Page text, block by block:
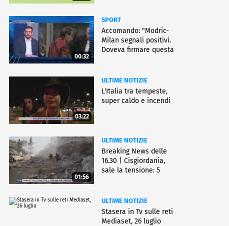
00:32
SPORT
Accomando: "Modric-
Milan segnali positivi.
Doveva firmare questa
03:22
ULTIME NOTIZIE
L'Italia tra tempeste,
super caldo e incendi
01:56
ULTIME NOTIZIE
Breaking News delle
16.30 | Cisgiordania,
sale la tensione: 5
ULTIME NOTIZIE
Stasera in Tv sulle reti
Mediaset, 26 luglio